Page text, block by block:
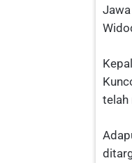
telah